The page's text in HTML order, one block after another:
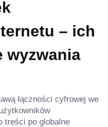
– ich
wyzwania
łączności cyfrowej we
treści po globalne